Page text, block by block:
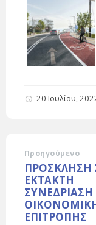
20 Ιουλίου,
Προηγούμενο
ΠΡΟΣΚΛΗΣΗ
ΕΚΤΑΚΤΗ
ΣΥΝΕΔΡΙΑΣΗ
ΕΠΙΤΡΟΠΗΣ